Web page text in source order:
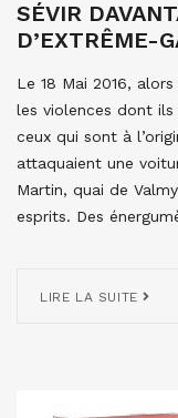
SÉVIR
D’EXTRÊME-
Le 18 Mai 2016,
les violences dont
ceux qui sont à
attaquaient une
Martin, quai de
esprits. Des
LIRE LA SUITE